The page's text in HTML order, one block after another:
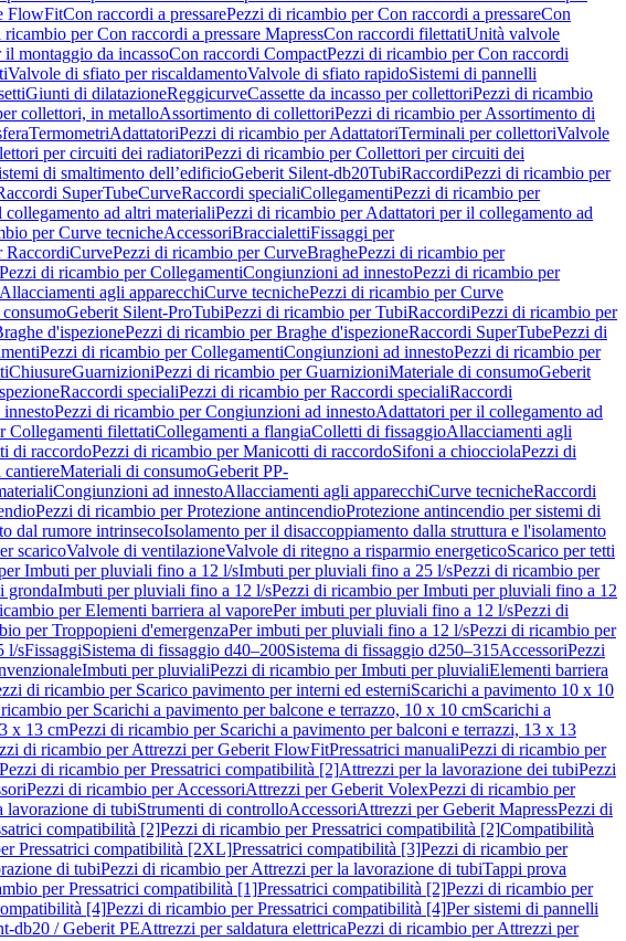
FlowFitCon raccordi a pressarePezzi di ricambio per Con raccordi a pressareCon
ricambio per Con raccordi a pressare MapressCon raccordi filettatiUnità valvole
montaggio da incassoCon raccordi CompactPezzi di ricambio per Con raccordi
Valvole di sfiato per riscaldamentoValvole di sfiato rapidoSistemi di pannelli
Giunti di dilatazioneReggicurveCassette da incasso per collettoriPezzi di ricambio
collettori, in metalloAssortimento di collettoriPezzi di ricambio per Assortimento di
TermometriAdattatoriPezzi di ricambio per AdattatoriTerminali per collettoriValvole
per circuiti dei radiatoriPezzi di ricambio per Collettori per circuiti dei
di smaltimento dell’edificioGeberit Silent-db20TubiRaccordiPezzi di ricambio per
SuperTubeCurveRaccordi specialiCollegamentiPezzi di ricambio per
ad altri materialiPezzi di ricambio per Adattatori per il collegamento ad
per Curve tecnicheAccessoriBraccialettiFissaggi per
RaccordiCurvePezzi di ricambio per CurveBraghePezzi di ricambio per
Pezzi di ricambio per CollegamentiCongiunzioni ad innestoPezzi di ricambio per
agli apparecchiCurve tecnichePezzi di ricambio per Curve
Geberit Silent-ProTubiPezzi di ricambio per TubiRaccordiPezzi di ricambio per
d'ispezionePezzi di ricambio per Braghe d'ispezioneRaccordi SuperTubePezzi di
Pezzi di ricambio per CollegamentiCongiunzioni ad innestoPezzi di ricambio per
ChiusureGuarnizioniPezzi di ricambio per GuarnizioniMateriale di consumoGeberit
Raccordi specialiPezzi di ricambio per Raccordi specialiRaccordi
Pezzi di ricambio per Congiunzioni ad innestoAdattatori per il collegamento ad
Collegamenti filettatiCollegamenti a flangiaColletti di fissaggioAllacciamenti agli
di raccordoPezzi di ricambio per Manicotti di raccordoSifoni a chiocciolaPezzi di
cantiereMateriali di consumoGeberit PP-
Congiunzioni ad innestoAllacciamenti agli apparecchiCurve tecnicheRaccordi
Pezzi di ricambio per Protezione antincendioProtezione antincendio per sistemi di
dal rumore intrinsecoIsolamento per il disaccoppiamento dalla struttura e l'isolamento
scaricoValvole di ventilazioneValvole di ritegno a risparmio energeticoScarico per tetti
Imbuti per pluviali fino a 12 l/sImbuti per pluviali fino a 25 l/sPezzi di ricambio per
grondaImbuti per pluviali fino a 12 l/sPezzi di ricambio per Imbuti per pluviali fino a 12
per Elementi barriera al vaporePer imbuti per pluviali fino a 12 l/sPezzi di
per Troppopieni d'emergenzaPer imbuti per pluviali fino a 12 l/sPezzi di ricambio per
l/sFissaggiSistema di fissaggio d40–200Sistema di fissaggio d250–315AccessoriPezzi
Imbuti per pluvialiPezzi di ricambio per Imbuti per pluvialiElementi barriera
di ricambio per Scarico pavimento per interni ed esterniScarichi a pavimento 10 x 10
per Scarichi a pavimento per balcone e terrazzo, 10 x 10 cmScarichi a
x 13 cmPezzi di ricambio per Scarichi a pavimento per balconi e terrazzi, 13 x 13
di ricambio per Attrezzi per Geberit FlowFitPressatrici manualiPezzi di ricambio per
Pezzi di ricambio per Pressatrici compatibilità [2]Attrezzi per la lavorazione dei tubiPezzi
Pezzi di ricambio per AccessoriAttrezzi per Geberit VolexPezzi di ricambio per
lavorazione di tubiStrumenti di controlloAccessoriAttrezzi per Geberit MapressPezzi di
compatibilità [2]Pezzi di ricambio per Pressatrici compatibilità [2]Compatibilità
Pressatrici compatibilità [2XL]Pressatrici compatibilità [3]Pezzi di ricambio per
di tubiPezzi di ricambio per Attrezzi per la lavorazione di tubiTappi prova
per Pressatrici compatibilità [1]Pressatrici compatibilità [2]Pezzi di ricambio per
[4]Pezzi di ricambio per Pressatrici compatibilità [4]Per sistemi di pannelli
db20 / Geberit PEAttrezzi per saldatura elettricaPezzi di ricambio per Attrezzi per